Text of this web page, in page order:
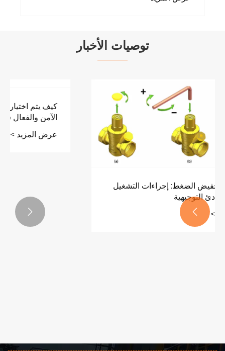
توصيات الأخبار
كيف يتم اختيار الصمامات الخاصة بالغاز للتحكم
الآمن والفعال في الغاز؟
عرض المزيد >>

